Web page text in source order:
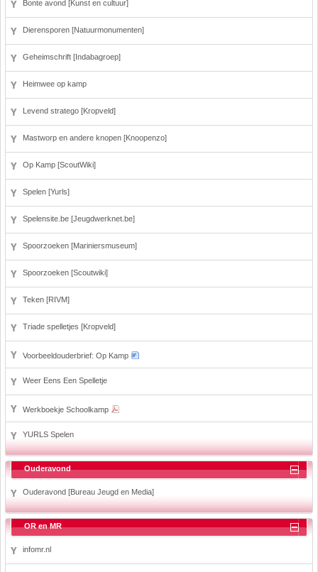
Bonte avond [Kunst en cultuur]
Dierensporen [Natuurmonumenten]
Geheimschrift [Indabagroep]
Heimwee op kamp
Levend stratego [Kropveld]
Mastworp en andere knopen [Knoopenzo]
Op Kamp [ScoutWiki]
Spelen [Yurls]
Spelensite.be [Jeugdwerknet.be]
Spoorzoeken [Mariniersmuseum]
Spoorzoeken [Scoutwiki]
Teken [RIVM]
Triade spelletjes [Kropveld]
Voorbeeldouderbrief: Op Kamp
Weer Eens Een Spelletje
Werkboekje Schoolkamp
YURLS Spelen
Ouderavond
Ouderavond [Bureau Jeugd en Media]
OR en MR
infomr.nl